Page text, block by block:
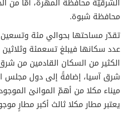
محافظة شبوة.
تقدّر مساحتها بحوالي مئة وتسعين
عدد سكانها فيبلغ تسعمئة
الكثير من السكان القادمين من
شرق آسيا، إضافةً إلى دول مجلس
ميناء مكلا من أهمّ الموانئ
يعتبر مطار مكلا ثالث أكبر مطارٍ